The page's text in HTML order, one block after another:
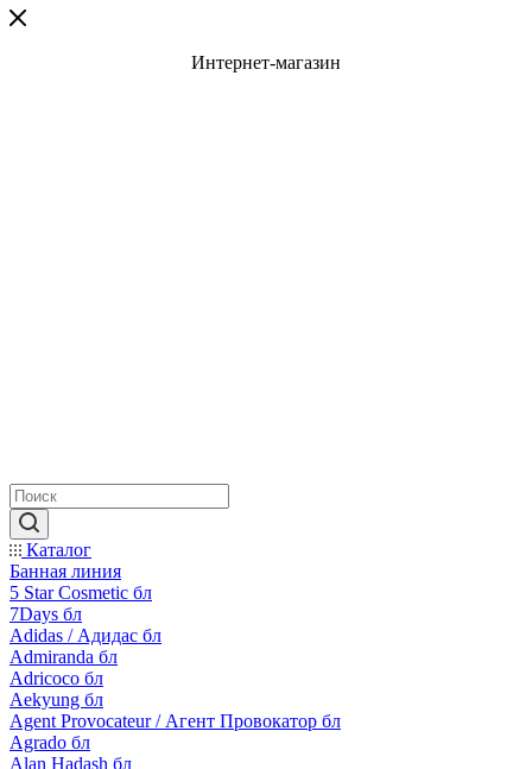
Интернет-магазин
Каталог
Банная линия
5 Star Cosmetic бл
7Days бл
Adidas / Адидас бл
Admiranda бл
Adricoco бл
Aekyung бл
Agent Provocateur / Агент Провокатор бл
Agrado бл
Alan Hadash бл